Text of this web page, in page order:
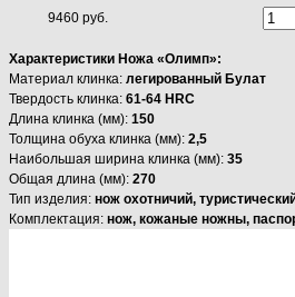
9460 руб.
Характеристики Ножа «Олимп»:
Материал клинка: легированный Булат
Твердость клинка: 61-64 HRC
Длина клинка (мм): 150
Толщина обуха клинка (мм): 2,5
Наибольшая ширина клинка (мм): 35
Общая длина (мм): 270
Тип изделия: нож охотничий,
Комплектация: нож, кожаные ножны,